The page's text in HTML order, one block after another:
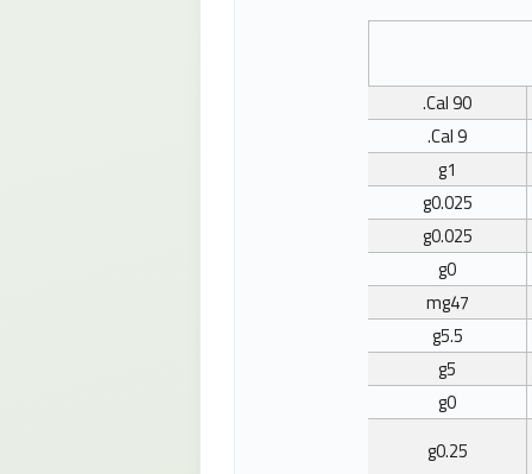
90
Cal
.
9
Cal
.
1
g
0.025
g
0.025
g
0
g
47
mg
5.5
g
5
g
0
g
0.25
g